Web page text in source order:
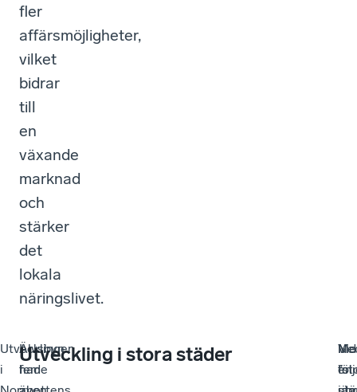
fler
affärsmöjligheter,
vilket
bidrar
till
en
växande
marknad
och
stärker
det
lokala
näringslivet.
Utvecklingen
i
I
fem
Älvsbyn
hade
Utveckling i stora städer
Vid
en